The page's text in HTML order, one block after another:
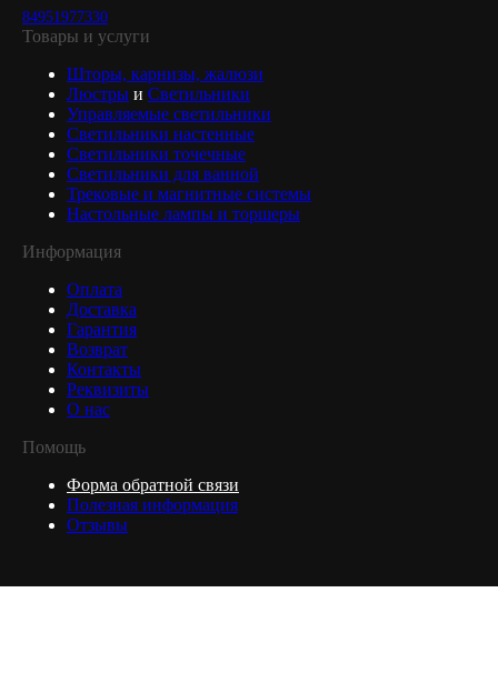
84951977330
Товары и услуги
Шторы, карнизы, жалюзи
Люстры и Светильники
Управляемые светильники
Светильники настенные
Светильники точечные
Светильники для ванной
Трековые и магнитные системы
Настольные лампы и торшеры
Информация
Оплата
Доставка
Гарантия
Возврат
Контакты
Реквизиты
О нас
Помощь
Форма обратной связи
Полезная информация
Отзывы